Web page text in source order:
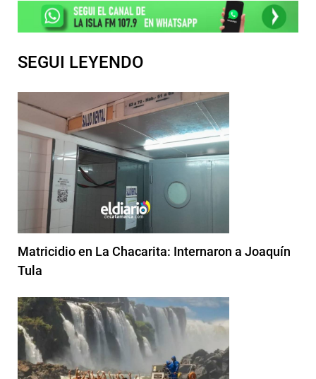
SEGUI LEYENDO
Matricidio en La Chacarita: Internaron a Joaquín
Tula